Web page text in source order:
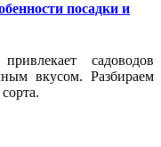
посадки и
садоводов
вкусом. Разбираем